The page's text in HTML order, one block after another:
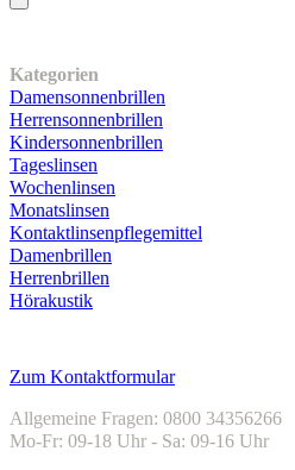
Kategorien
Damensonnenbrillen
Herrensonnenbrillen
Kindersonnenbrillen
Tageslinsen
Wochenlinsen
Monatslinsen
Kontaktlinsenpflegemittel
Damenbrillen
Herrenbrillen
Hörakustik
Zum Kontaktformular
Allgemeine Fragen: 0800 34356266
Mo-Fr: 09-18 Uhr - Sa: 09-16 Uhr